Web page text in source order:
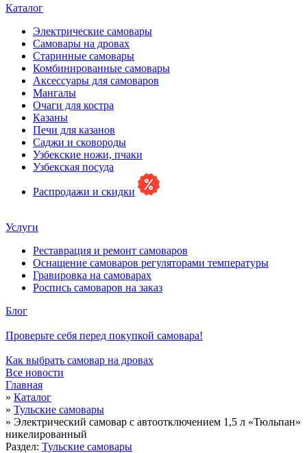
Каталог
Электрические самовары
Cамовары на дровах
Старинные самовары
Комбинированные самовары
Аксессуары для самоваров
Мангалы
Очаги для костра
Казаны
Печи для казанов
Саджи и сковороды
Узбекские ножи, пчаки
Узбекская посуда
Распродажи и скидки
Услуги
Реставрация и ремонт самоваров
Оснащение самоваров регуляторами температуры
Гравировка на самоварах
Роспись самоваров на заказ
Блог
Проверьте себя перед покупкой самовара!
Как выбрать самовар на дровах
Все новости
Главная
» Каталог
» Тульские самовары
» Электрический самовар с автоотключением 1,5 л «Тюльпан»
никелированный
Раздел: Тульские самовары